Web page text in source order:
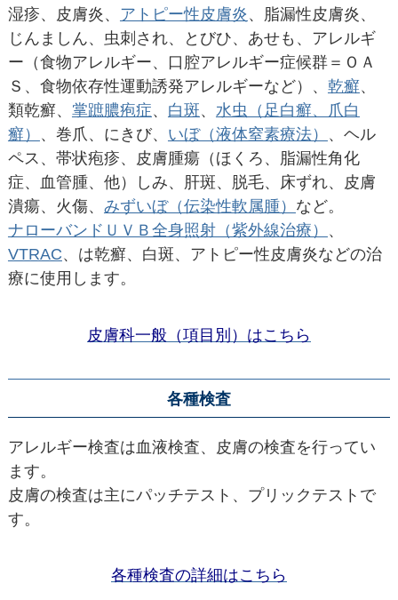
湿疹、皮膚炎、 アトピー性皮膚炎 、脂漏性皮膚炎、
じんましん、虫刺され、とびひ、あせも、 アレルギ
ー（食物アレルギー、口腔アレルギー症候群＝ＯＡ
Ｓ、食物依存性運動誘発アレルギーなど）、 乾癬、
類乾癬、 掌蹠膿疱症、 白斑、 水虫（足白癬、爪白
癬）
、巻爪、にきび、 いぼ（液体窒素療法） 、 ヘル
ペス、帯状疱疹、皮膚腫瘍（ほくろ、脂漏性角化
症、血管腫、他）しみ、肝斑、脱毛、床ずれ、皮膚
潰瘍、火傷、 みずいぼ（伝染性軟属腫） など。
ナローバンドＵＶＢ全身照射（紫外線治療）
、
VTRAC、 は乾癬、白斑、アトピー性皮膚炎などの治
療に使用します。
皮膚科一般（項目別）はこちら
各種検査
アレルギー検査は血液検査、皮膚の検査を行ってい
ます。
皮膚の検査は主にパッチテスト、プリックテストで
す。
各種検査の詳細はこちら